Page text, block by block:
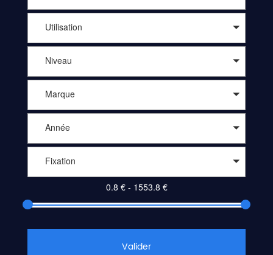
Utilisation
Niveau
Marque
Année
Fixation
Valider